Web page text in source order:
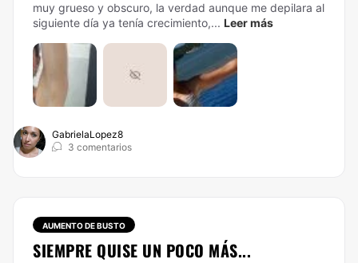
muy grueso y obscuro, la verdad aunque me depilara al
siguiente día ya tenía crecimiento,... Leer más
GabrielaLopez8
3 comentarios
AUMENTO DE BUSTO
SIEMPRE QUISE UN POCO MÁS...